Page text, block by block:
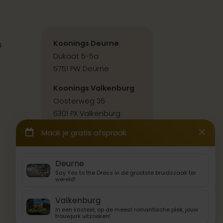
Koonings Deurne
Dukaat 5-5a
5751 PW Deurne
Koonings Valkenburg
Oosterweg 36
6301 PX Valkenburg
Contact & route